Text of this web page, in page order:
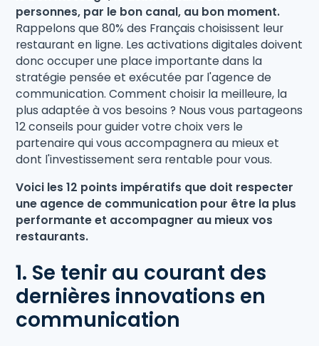
personnes, par le bon canal, au bon moment.
Rappelons que 80% des Français choisissent leur
restaurant en ligne. Les activations digitales doivent
donc occuper une place importante dans la
stratégie pensée et exécutée par l'agence de
communication. Comment choisir la meilleure, la
plus adaptée à vos besoins ? Nous vous partageons
12 conseils pour guider votre choix vers le
partenaire qui vous accompagnera au mieux et
dont l'investissement sera rentable pour vous.
Voici les 12 points impératifs que doit respecter
une agence de communication pour être la plus
performante et accompagner au mieux vos
restaurants.
1. Se tenir au courant des
dernières innovations en
communication